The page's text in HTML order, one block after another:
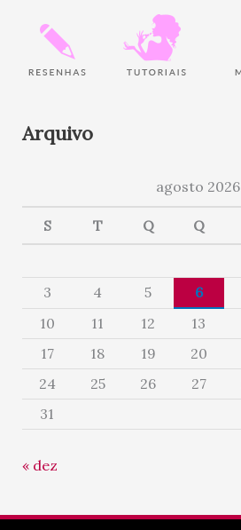
Arquivo
agosto 2026
S T Q Q
3
4 5 6
10
11 12 13
17
18 19 20
24
25 26 27
31
« dez